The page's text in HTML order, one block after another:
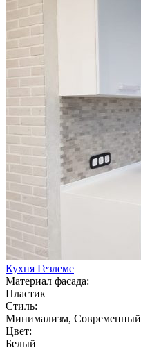
Кухня Гезлеме
Материал фасада:
Пластик
Стиль:
Минимализм, Современный
Цвет:
Белый